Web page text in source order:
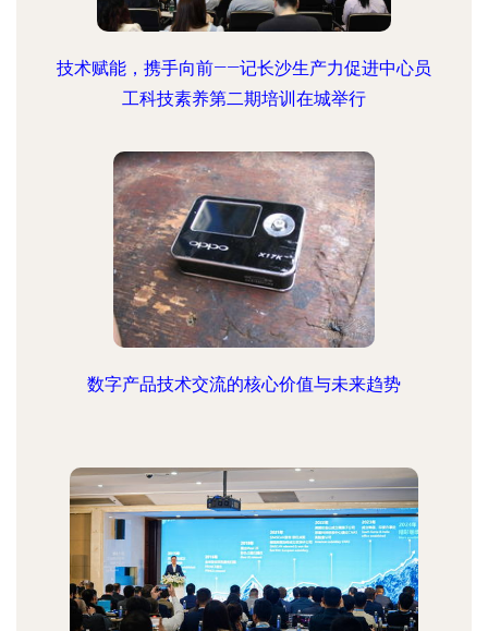
技术赋能，携手向前——记长沙生产力促进中心员
工科技素养第二期培训在城举行
数字产品技术交流的核心价值与未来趋势